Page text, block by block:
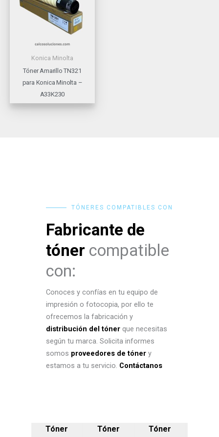
Konica Minolta
Tóner Amarillo TN321
para Konica Minolta –
A33K230
TÓNERES COMPATIBLES CON
Fabricante de
tóner compatible
con:
Conoces y confías en tu equipo de
impresión o fotocopia, por ello te
ofrecemos la fabricación y
distribución del tóner que necesitas
según tu marca. Solicita informes
somos proveedores de tóner y
estamos a tu servicio. Contáctanos
Tóner
Tóner
Tóner